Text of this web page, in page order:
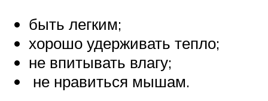
быть легким;
хорошо удерживать тепло;
не впитывать влагу;
не нравиться мышам.